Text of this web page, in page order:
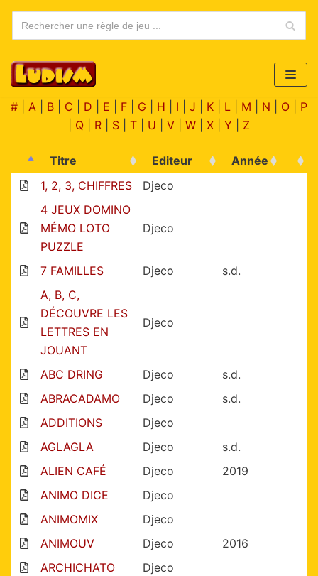
Aller
au
contenu
# A B C D E F G H I J K L M N O
P
Q R S T U V W X Y Z
Titre Editeur
Année
1, 2, 3, CHIFFRES
Djeco
4 JEUX DOMINO
MÉMO LOTO
PUZZLE
Djeco
7 FAMILLES Djeco
s.d.
A, B, C,
DÉCOUVRE LES
LETTRES EN
JOUANT
Djeco
ABC DRING Djeco
s.d.
ABRACADAMO
Djeco
s.d.
ADDITIONS
Djeco
AGLAGLA
Djeco
s.d.
ALIEN CAFÉ
Djeco
2019
ANIMO DICE
Djeco
ANIMOMIX
Djeco
ANIMOUV
Djeco
2016
ARCHICHATO
Djeco